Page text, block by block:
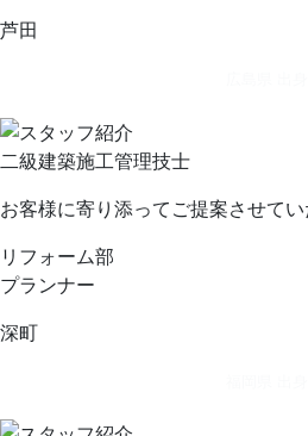
芦田
二級建築施工管理技士
お客様に寄り添ってご提案させてい
リフォーム部
プランナー
深町